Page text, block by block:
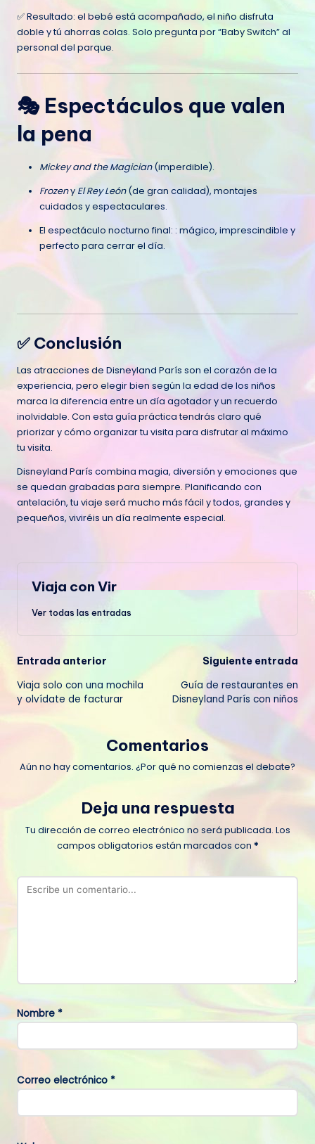
✅ Resultado: el bebé está acompañado, el niño disfruta
doble y tú ahorras colas. Solo pregunta por “Baby Switch” al
personal del parque.
🎭 Espectáculos que valen
la pena
Mickey and the Magician(imperdible).
Frozeny El Rey León(de gran calidad), montajes
cuidados y espectaculares.
El espectáculo nocturno final: : mágico, imprescindible y
perfecto para cerrar el día.
✅ Conclusión
Las atracciones de Disneyland París son el corazón de la
experiencia, pero elegir bien según la edad de los niños
marca la diferencia entre un día agotador y un recuerdo
inolvidable. Con esta guía práctica tendrás claro qué
priorizar y cómo organizar tu visita para disfrutar al máximo
tu visita.
Disneyland París combina magia, diversión y emociones que
se quedan grabadas para siempre. Planificando con
antelación, tu viaje será mucho más fácil y todos, grandes y
pequeños, viviréis un día realmente especial.
Viaja con Vir
Ver todas las entradas
Navegación
de
Entrada anterior
Viaja solo con una mochila
y olvídate de facturar
Siguiente entrada
Guía de restaurantes en
Disneyland París con niños
Comentarios
Aún no hay comentarios. ¿Por qué no comienzas el debate?
Deja una respuesta
Tu dirección de correo electrónico no será publicada. Los
campos obligatorios están marcados con *
Nombre *
Correo electrónico *